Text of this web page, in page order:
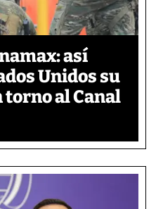
así
Unidos su
al Canal